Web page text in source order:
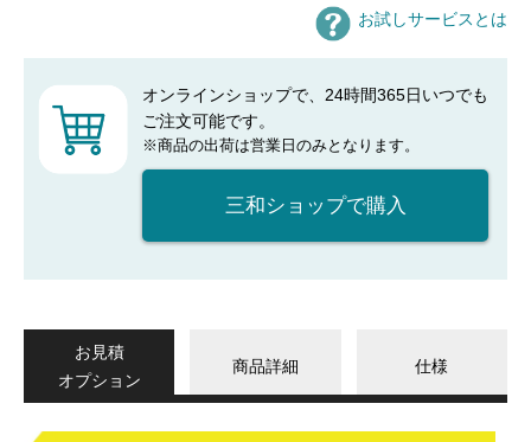
お試しサービスとは
オンラインショップで、24時間365日いつでも
ご注文可能です。
※商品の出荷は営業日のみとなります。
三和ショップで購入
お見積
オプション
商品詳細 仕様